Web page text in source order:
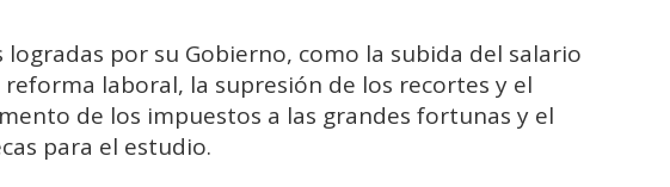
logradas por su Gobierno, como la subida del salario
laboral, la supresión de los recortes y el
de los impuestos a las grandes fortunas y el
para el estudio.